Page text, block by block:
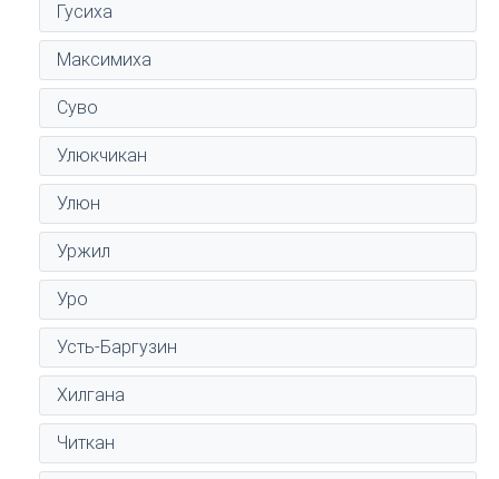
Гусиха
Максимиха
Суво
Улюкчикан
Улюн
Уржил
Уро
Усть-Баргузин
Хилгана
Читкан